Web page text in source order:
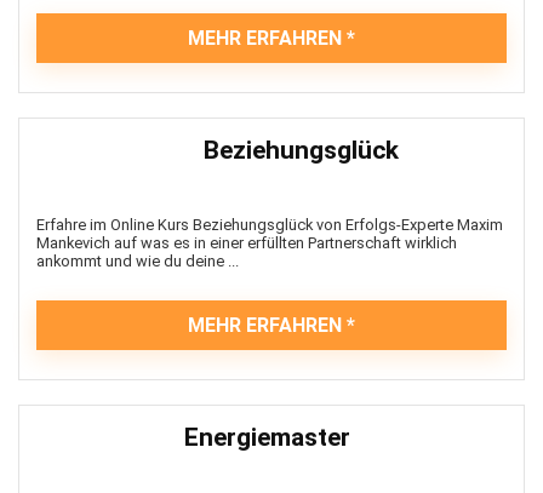
MEHR ERFAHREN
Beziehungsglück
Erfahre im Online Kurs Beziehungsglück von Erfolgs-Experte Maxim
Mankevich auf was es in einer erfüllten Partnerschaft wirklich
ankommt und wie du deine ...
MEHR ERFAHREN
Energiemaster